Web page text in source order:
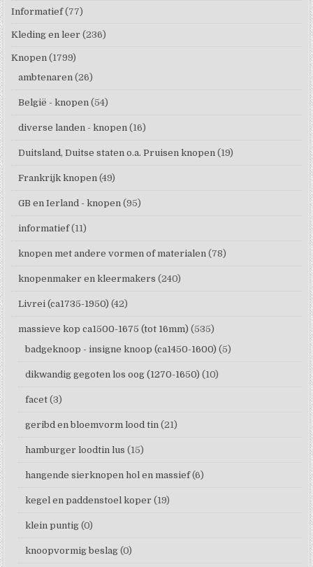
Informatief (77)
Kleding en leer (236)
Knopen (1799)
ambtenaren (26)
België - knopen (54)
diverse landen - knopen (16)
Duitsland, Duitse staten o.a. Pruisen knopen (19)
Frankrijk knopen (49)
GB en Ierland - knopen (95)
informatief (11)
knopen met andere vormen of materialen (78)
knopenmaker en kleermakers (240)
Livrei (ca1735-1950) (42)
massieve kop ca1500-1675 (tot 16mm) (535)
badgeknoop - insigne knoop (ca1450-1600) (5)
dikwandig gegoten los oog (1270-1650) (10)
facet (3)
geribd en bloemvorm lood tin (21)
hamburger loodtin lus (15)
hangende sierknopen hol en massief (6)
kegel en paddenstoel koper (19)
klein puntig (0)
knoopvormig beslag (0)